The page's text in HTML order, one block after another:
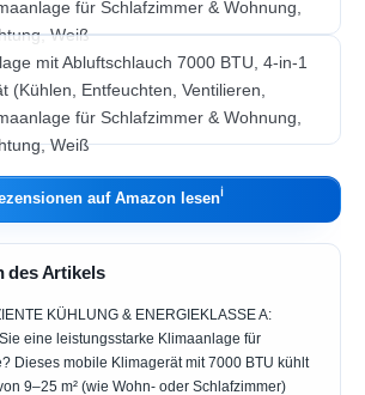
auf Amazon lesenℹ︎
des Artikels
KÜHLUNG & ENERGIEKLASSE A:
eine leistungsstarke Klimaanlage für
Dieses mobile Klimagerät mit 7000 BTU kühlt
9–25 m² (wie Wohn- oder Schlafzimmer)